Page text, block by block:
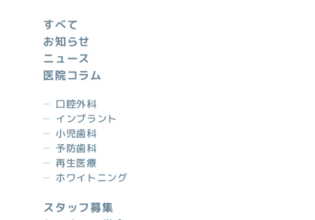
電話予約
はこちら
tel.
事前に予約されますと、待ち時間も少なく、
ズに治療を進めることが出来ます。
すべて
お知らせ
ニュース
医院コラム
口腔外科
インプラント
小児歯科
予防歯科
再生医療
ホワイトニング
スタッフ募集